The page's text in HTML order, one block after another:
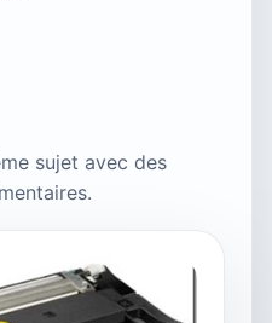
sujet avec des